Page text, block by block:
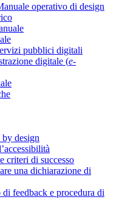
operativo di design
pubblici digitali
digitale (e-
design
criteri di successo
una dichiarazione di
feedback e procedura di